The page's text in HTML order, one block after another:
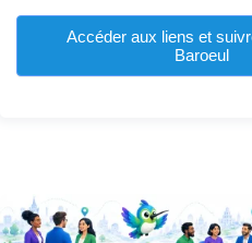
Accéder aux liens et
Baroeul